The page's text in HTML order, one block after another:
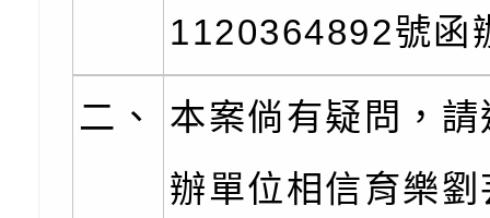
份及道安宣導影像素
設置防災(颱)專區」
信誼基金會於6／27
【打噴嚏、流鼻水、
0-8歲抗過敏照護指
童過敏免疫專家 林
檢送桃園市政府LED
字稿及LCD託播影片
檢送桃園市政府家庭
「小桃家6月課程資
檢送桃園市政府LED
1120364892號函
二、
本案倘有疑問，
辦單位相信育樂